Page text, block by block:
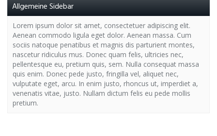
Allgemeine Sidebar
Lorem ipsum dolor sit amet, consectetuer adipiscing elit.
Aenean commodo ligula eget dolor. Aenean massa. Cum
sociis natoque penatibus et magnis dis parturient montes,
nascetur ridiculus mus. Donec quam felis, ultricies nec,
pellentesque eu, pretium quis, sem. Nulla consequat massa
quis enim. Donec pede justo, fringilla vel, aliquet nec,
vulputate eget, arcu. In enim justo, rhoncus ut, imperdiet a,
venenatis vitae, justo. Nullam dictum felis eu pede mollis
pretium.